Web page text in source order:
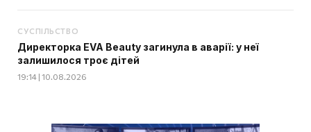
СУСПІЛЬСТВО
Директорка EVA Beauty загинула в аварії: у неї
залишилося троє дітей
19:14 | 10.08.2026